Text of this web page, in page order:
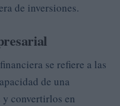
de inversiones.
se refiere a las
de una
y convertirlos en